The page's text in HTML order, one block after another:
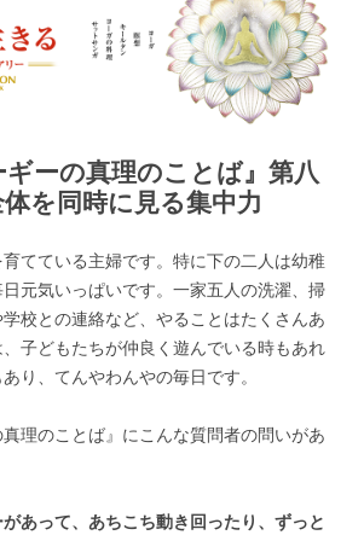
生きる — MAHAYOGI
ブログ
ギーの真理のことば』第八
を同時に見る集中力
てている主婦です。特に下の二人は幼稚
元気いっぱいです。一家五人の洗濯、掃
校との連絡など、やることはたくさんあ
子どもたちが仲良く遊んでいる時もあれ
り、てんやわんやの毎日です。
真理のことば』にこんな質問者の問いがあ
あって、あちこち動き回ったり、ずっと